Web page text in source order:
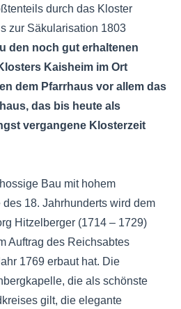
durch das Kloster
zur Säkularisation 1803
den noch gut erhaltenen
Kaisheim im Ort
dem Pfarrhaus vor allem das
das bis heute als
vergangene Klosterzeit
Bau mit hohem
18. Jahrhunderts wird dem
Hitzelberger (1714 – 1729)
Auftrag des Reichsabtes
1769 erbaut hat. Die
die als schönste
gilt, die elegante